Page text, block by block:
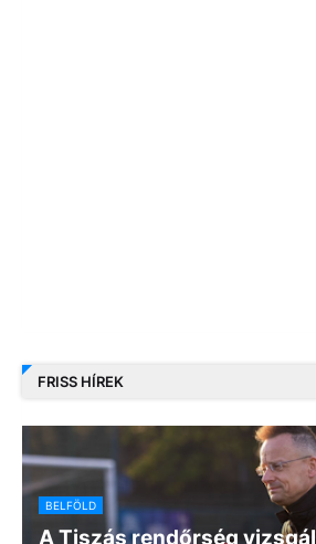
FRISS HÍREK
BELFÖLD
A Tiszás rendőrség